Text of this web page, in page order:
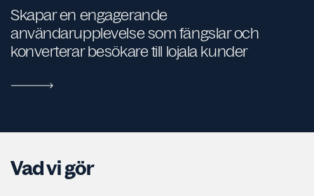
Skapar en engagerande
användarupplevelse som fängslar och
konverterar besökare till lojala kunder
Vad vi gör